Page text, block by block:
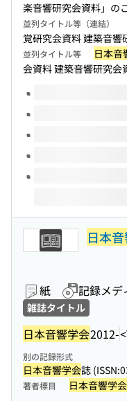
楽音響研究会資料」の
並列タイトル等（連結）
覚研究会資料 建築音響
並列タイトル等 日本音
会資料 建築音響研究会
このタイトルの巻号
日本
紙 記録メデ
雑誌タイトル
日本音響学会2012-
別の記録形式
日本音響学会誌
著者標目 日本音響学会